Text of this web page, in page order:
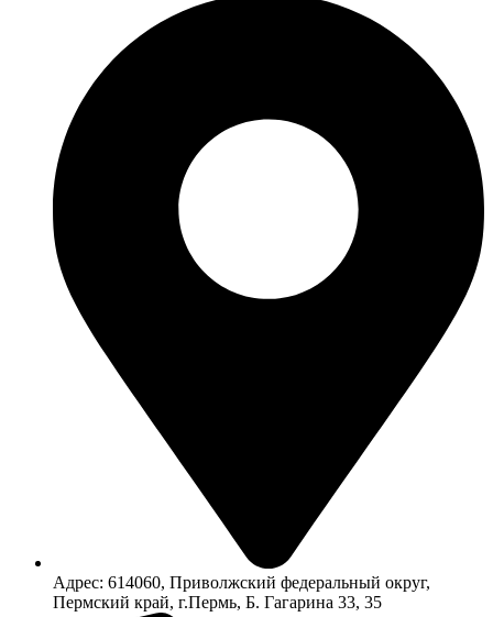
Адрес: 614060, Приволжский федеральный округ,
Пермский край, г.Пермь, Б. Гагарина 33, 35